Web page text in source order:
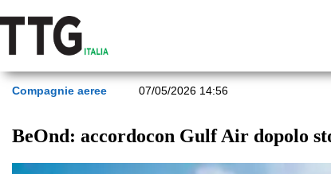
Compagnie aeree 07/05/2026 14:56
BeOnd: accordocon Gulf Air dopolo